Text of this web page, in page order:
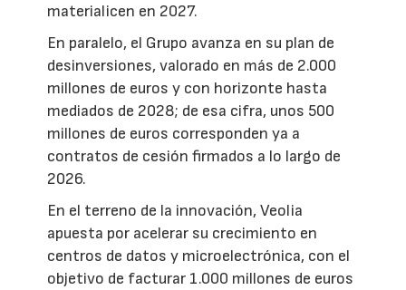
materialicen en 2027.
En paralelo, el Grupo avanza en su plan de
desinversiones, valorado en más de 2.000
millones de euros y con horizonte hasta
mediados de 2028; de esa cifra, unos 500
millones de euros corresponden ya a
contratos de cesión firmados a lo largo de
2026.
En el terreno de la innovación, Veolia
apuesta por acelerar su crecimiento en
centros de datos y microelectrónica, con el
objetivo de facturar 1.000 millones de euros